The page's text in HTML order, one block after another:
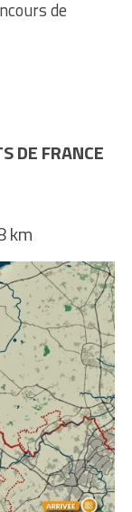
de
DE FRANCE
km